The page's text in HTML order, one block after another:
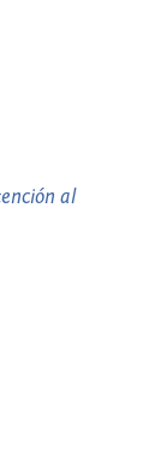
al